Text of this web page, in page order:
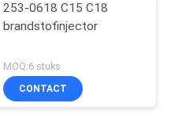
253-0618 C15 C18
brandstofinjector
MOQ:6 stuks
CONTACT